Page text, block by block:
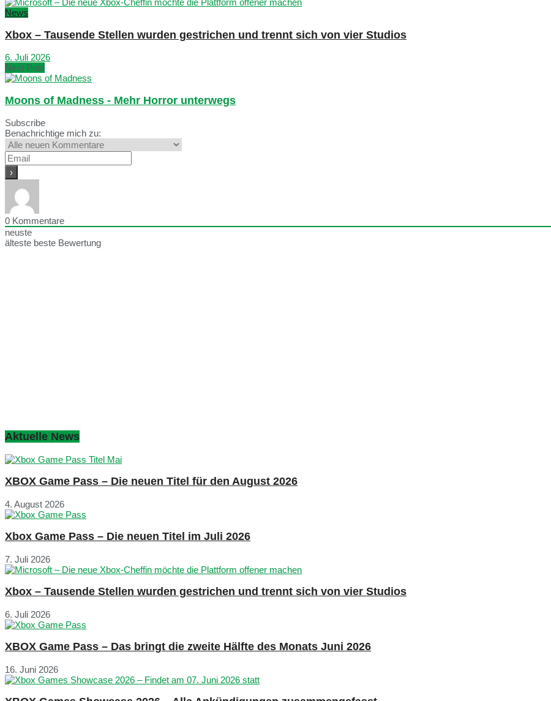
News
Xbox – Tausende Stellen wurden gestrichen und trennt sich von vier Studios
6. Juli 2026
Next Post
Moons of Madness - Mehr Horror unterwegs
Subscribe
Benachrichtige mich zu:
0 Kommentare
neuste
älteste beste Bewertung
Aktuelle News
XBOX Game Pass – Die neuen Titel für den August 2026
4. August 2026
Xbox Game Pass – Die neuen Titel im Juli 2026
7. Juli 2026
Xbox – Tausende Stellen wurden gestrichen und trennt sich von vier Studios
6. Juli 2026
XBOX Game Pass – Das bringt die zweite Hälfte des Monats Juni 2026
16. Juni 2026